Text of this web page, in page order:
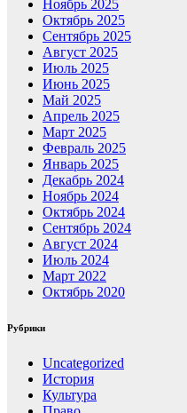
Ноябрь 2025
Октябрь 2025
Сентябрь 2025
Август 2025
Июль 2025
Июнь 2025
Май 2025
Апрель 2025
Март 2025
Февраль 2025
Январь 2025
Декабрь 2024
Ноябрь 2024
Октябрь 2024
Сентябрь 2024
Август 2024
Июль 2024
Март 2022
Октябрь 2020
Рубрики
Uncategorized
История
Культура